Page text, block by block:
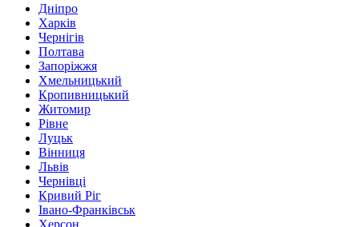
Дніпро
Харків
Чернігів
Полтава
Запоріжжя
Хмельницький
Кропивницький
Житомир
Рівне
Луцьк
Вінниця
Львів
Чернівці
Кривий Ріг
Івано-Франківськ
Херсон